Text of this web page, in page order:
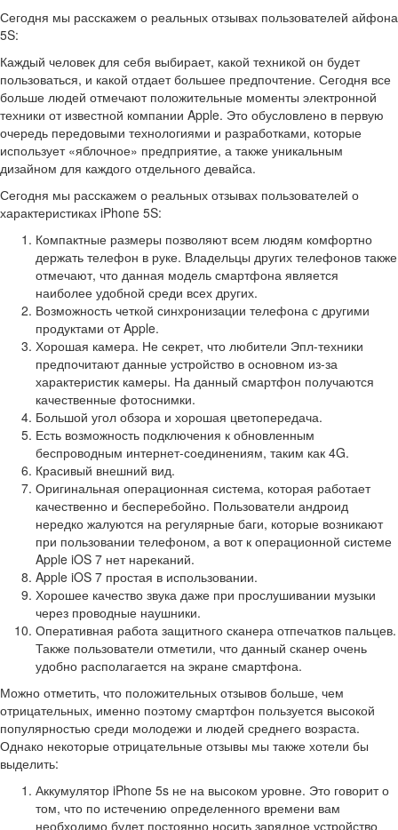
Сегодня мы расскажем о реальных отзывах пользователей айфона
5S:
Каждый человек для себя выбирает, какой техникой он будет
пользоваться, и какой отдает большее предпочтение. Сегодня все
больше людей отмечают положительные моменты электронной
техники от известной компании Apple. Это обусловлено в первую
очередь передовыми технологиями и разработками, которые
использует «яблочное» предприятие, а также уникальным
дизайном для каждого отдельного девайса.
Сегодня мы расскажем о реальных отзывах пользователей о
характеристиках iPhone 5S:
Компактные размеры позволяют всем людям комфортно
держать телефон в руке. Владельцы других телефонов также
отмечают, что данная модель смартфона является
наиболее удобной среди всех других.
Возможность четкой синхронизации телефона с другими
продуктами от Apple.
Хорошая камера. Не секрет, что любители Эпл-техники
предпочитают данные устройство в основном из-за
характеристик камеры. На данный смартфон получаются
качественные фотоснимки.
Большой угол обзора и хорошая цветопередача.
Есть возможность подключения к обновленным
беспроводным интернет-соединениям, таким как 4G.
Красивый внешний вид.
Оригинальная операционная система, которая работает
качественно и бесперебойно. Пользователи андроид
нередко жалуются на регулярные баги, которые возникают
при пользовании телефоном, а вот к операционной системе
Apple iOS 7 нет нареканий.
Apple iOS 7 простая в использовании.
Хорошее качество звука даже при прослушивании музыки
через проводные наушники.
Оперативная работа защитного сканера отпечатков пальцев.
Также пользователи отметили, что данный сканер очень
удобно располагается на экране смартфона.
Можно отметить, что положительных отзывов больше, чем
отрицательных, именно поэтому смартфон пользуется высокой
популярностью среди молодежи и людей среднего возраста.
Однако некоторые отрицательные отзывы мы также хотели бы
выделить:
Аккумулятор iPhone 5s не на высоком уровне. Это говорит о
том, что по истечению определенного времени вам
необходимо будет постоянно носить зарядное устройство